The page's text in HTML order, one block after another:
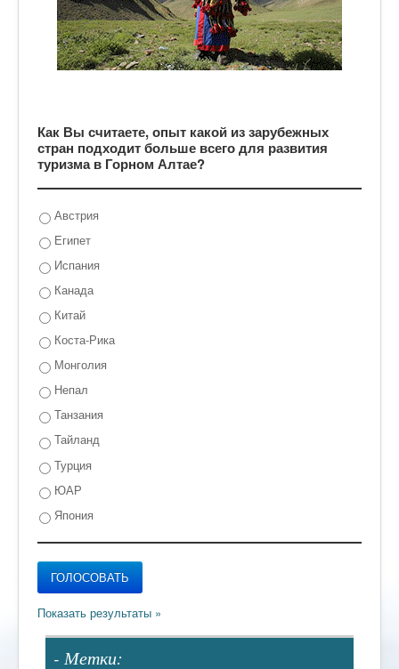
Как Вы считаете, опыт какой из зарубежных
стран подходит больше всего для развития
туризма в Горном Алтае?
Австрия
Египет
Испания
Канада
Китай
Коста-Рика
Монголия
Непал
Танзания
Тайланд
Турция
ЮАР
Япония
- Метки: